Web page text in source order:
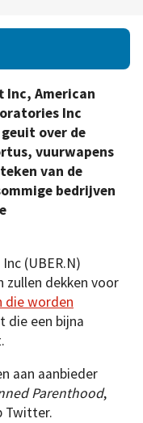
Inc, American
Inc
over de
vuurwapens
van de
bedrijven
(UBER.N)
zullen dekken voor
die worden
die een bijna
aan aanbieder
Parenthood,
Twitter.